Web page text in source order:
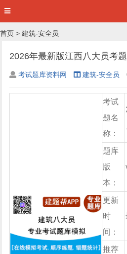
首页 > 建筑-安全员
2026年最新版江西八大员考题
考试题库资料网 建筑-安全员
考试
题名
称：
题库
版
本：
更新
时
间：
推荐